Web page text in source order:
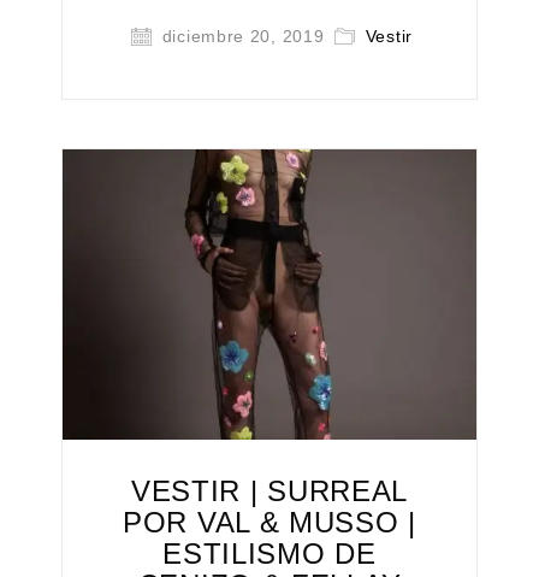
diciembre 20, 2019 Vestir
VESTIR | SURREAL
POR VAL & MUSSO |
ESTILISMO DE